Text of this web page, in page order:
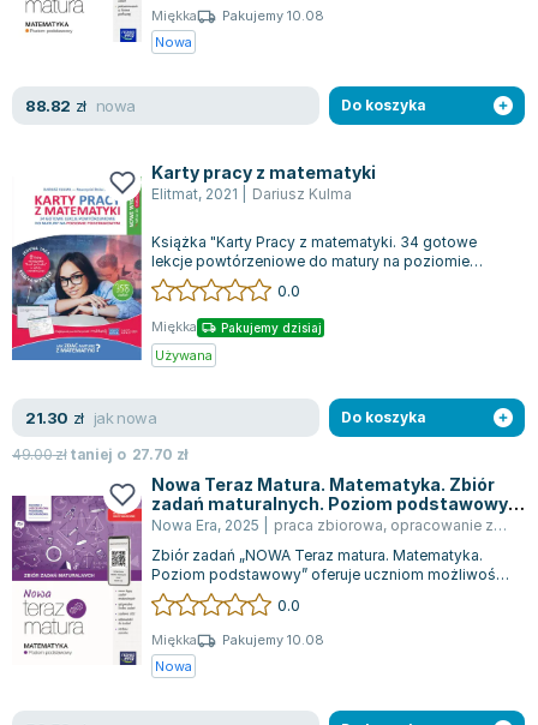
Miękka
Pakujemy 10.08
Nowa
88.82 zł nowa Do koszyka
Karty pracy z matematyki
Elitmat, 2021 Dariusz Kulma
Książka "Karty Pracy z matematyki. 34 gotowe
lekcje powtórzeniowe do matury na poziomie
podstawowym" autorstwa Dariusza Kulmy, wyd...
0.0
Miękka Pakujemy dzisiaj
Używana
21.30 zł jak nowa
49.00złtaniej o 27.70 zł
Do koszyka
Nowa Teraz Matura. Matematyka. Zbiór
zadań maturalnych. Poziom podstawowy.
Do matury 2026
Nowa Era, 2025 praca zbiorowa, opracowanie zbiorowe
Zbiór zadań „NOWA Teraz matura. Matematyka.
Poziom podstawowy” oferuje uczniom możliwość
doskonalenia umiejętności rozwiązywania r...
0.0
Miękka
Pakujemy 10.08
Nowa